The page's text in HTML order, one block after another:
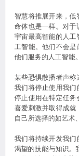
智慧将推展开来，
命体也是一样。对于
宇宙最高智能的人工
工智能。他们不会是
他们服务的人工智能。
某些恐惧散播者声称
我们将停止使用我们
停止使用在特定任务
喜爱刺激并取得成就
自己所选择的如艺
我们将持续开发我们
渴望的技能与知识。